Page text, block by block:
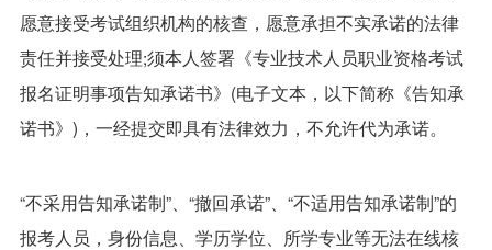
愿意接受考试组织机构的核查，愿意承担不实承诺的法律
责任并接受处理;须本人签署《专业技术人员职业资格考试
报名证明事项告知承诺书》(电子文本，以下简称《告知承
诺书》)，一经提交即具有法律效力，不允许代为承诺。
“不采用告知承诺制”、“撤回承诺”、“不适用告知承诺制”的
报考人员，身份信息、学历学位、所学专业等无法在线核